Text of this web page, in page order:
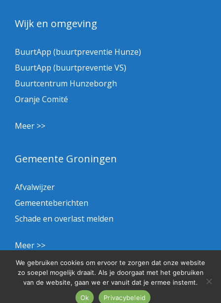
Wijk en omgeving
BuurtApp (buurtpreventie Hunze)
BuurtApp (buurtpreventie VS)
Buurtcentrum Hunzeborgh
Oranje Comité
Meer >>
Gemeente Groningen
Afvalwijzer
Gemeenteberichten
Schade en overlast melden
Meer >>
Privacybeleid
© 2026 BHS
We gebruiken cookies om ervoor te zorgen dat onze website
zo soepel mogelijk draait. Als je doorgaat met het gebruiken
van de website, gaan we er vanuit dat je ermee instemt.
Ok
Privacybeleid